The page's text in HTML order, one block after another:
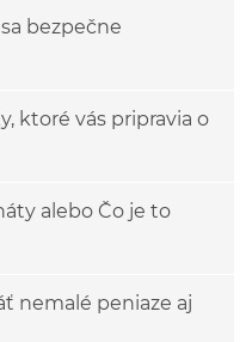
bezpečne
ktoré vás pripravia o
alebo Čo je to
nemalé peniaze aj